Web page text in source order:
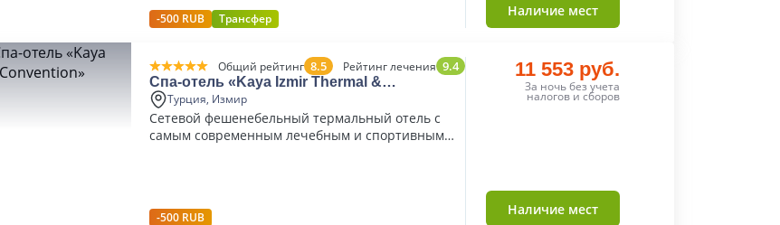
-500 RUB Трансфер Наличие мест
Общий рейтинг 8.5 Рейтинг лечения 9.4
Спа-отель «Kaya Izmir Thermal &
Convention»
Турция, Измир
Сетевой фешенебельный термальный отель с
самым современным лечебным и спортивным
-500 RUB
11 553 руб.
За ночь без учета
налогов и сборов
Наличие мест